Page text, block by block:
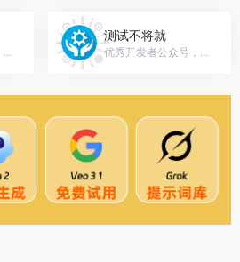
优秀开发者公众号，微信号：Push-Code
测试不将就
优秀开发者公众号，微信号：awesometest